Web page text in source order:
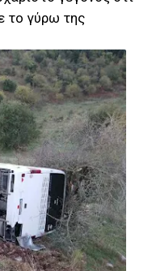
το γύρω της